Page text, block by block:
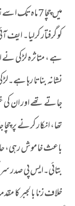
میں چچا 7 ماہ
کو گرفتار کرلیا۔ ایف
نشانہ بناتا رہا
جاتے تھے اور ان کی
تھا، انکار کرنے پر
باعث خاموش رہی،
بتائی۔ایس پی صدر
خلاف زنا بالجبر کا